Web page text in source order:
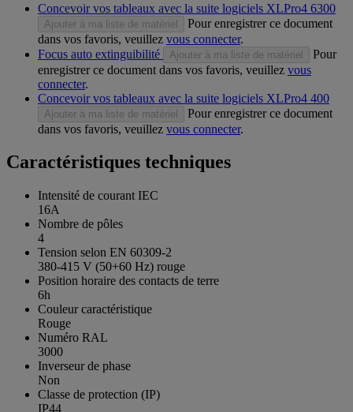
Concevoir vos tableaux avec la suite logiciels XLPro4 6300
Ajouter à ma liste de matériel
Pour enregistrer ce document
dans vos favoris, veuillez vous connecter.
Focus auto extinguibilité
Ajouter à ma liste de matériel
Pour
enregistrer ce document dans vos favoris, veuillez vous
connecter.
Concevoir vos tableaux avec la suite logiciels XLPro4 400
Ajouter à ma liste de matériel
Pour enregistrer ce document
dans vos favoris, veuillez vous connecter.
Caractéristiques techniques
Intensité de courant IEC
16A
Nombre de pôles
4
Tension selon EN 60309-2
380-415 V (50+60 Hz) rouge
Position horaire des contacts de terre
6h
Couleur caractéristique
Rouge
Numéro RAL
3000
Inverseur de phase
Non
Classe de protection (IP)
IP44